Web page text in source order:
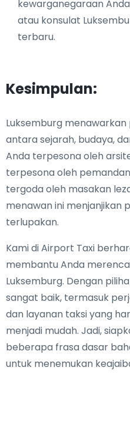
kewarganegaraan
atau konsulat
terbaru.
Kesimpulan:
Luksemburg
antara sejarah, budaya,
Anda terpesona oleh
terpesona oleh
tergoda oleh masakan
menawan ini menjanjikan
terlupakan.
Kami di Airport Taxi
membantu Anda
Luksemburg. Dengan
sangat baik, termasuk
dan layanan taksi yang
menjadi mudah. Jadi,
beberapa frasa dasar
untuk menemukan